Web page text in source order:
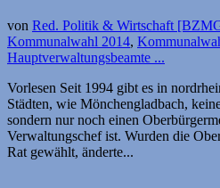
von Red. Politik & Wirtschaft
Kommunalwahl 2014,
Hauptverwaltungsbeamte ...
Vorlesen Seit 1994 gibt es in
Städten, wie Mönchengladbach,
sondern nur noch einen
Verwaltungschef ist. Wurden die
Rat gewählt, änderte...